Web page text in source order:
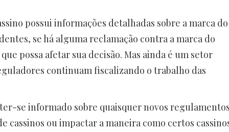
possui informações detalhadas sobre a marca do
se há alguma reclamação contra a marca do
possa afetar sua decisão. Mas ainda é um setor
continuam fiscalizando o trabalho das
se informado sobre quaisquer novos
cassinos ou impactar a maneira como certos